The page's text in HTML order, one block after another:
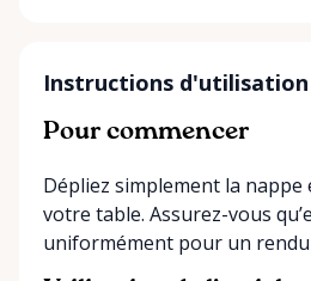
Instructions d'utilisation
Pour commencer
Dépliez simplement la nappe
votre table. Assurez-vous
uniformément pour un